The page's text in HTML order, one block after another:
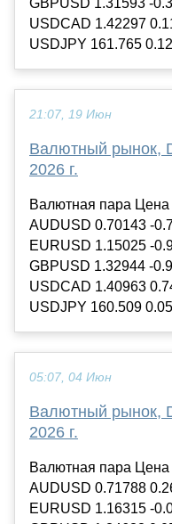
USDCAD 1.42297
USDJPY 161.765
21:07, 19 Июн
Валютный рынок,
2026 г.
Валютная пара
AUDUSD 0.70143 -
EURUSD 1.15025 -
GBPUSD 1.32944 -
USDCAD 1.40963
USDJPY 160.509
05:07, 04 Июн
Валютный рынок,
2026 г.
Валютная пара
AUDUSD 0.71788
EURUSD 1.16315 -